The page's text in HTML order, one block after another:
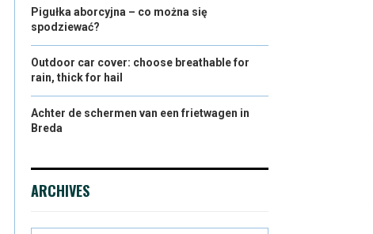
Pigułka aborcyjna – co można się
spodziewać?
Outdoor car cover: choose breathable for
rain, thick for hail
Achter de schermen van een frietwagen in
Breda
ARCHIVES